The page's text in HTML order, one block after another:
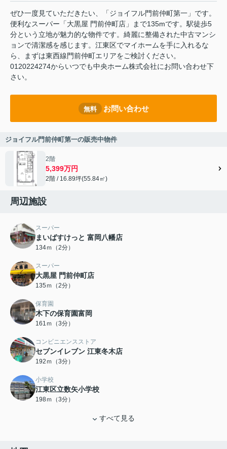
ぜひ一度見ていただきたい、「ジョイフル門前仲町第一」です。
便利なスーパー「大黒屋 門前仲町店」まで135mです。駅徒歩5
分という立地が魅力的な物件です。綺麗に整備された中古マンシ
ョンで清潔感を感じます。江東区でマイホームを手に入れるな
ら、まずは東西線門前仲町エリアをご検討ください。
0120224274からいつでも中央ホーム株式会社にお問い合わせ下
さい。
無料 お問い合わせ
ジョイフル門前仲町第一の販売中物件
2階
5,399万円
2階 / 16.89坪(55.84㎡)
周辺施設
スーパー
まいばすけっと 富岡八幡店
134ｍ（2分）
スーパー
大黒屋 門前仲町店
135ｍ（2分）
保育園
木下の保育園富岡
161ｍ（3分）
コンビニエンスストア
セブンイレブン 江東冬木店
192ｍ（3分）
小学校
江東区立数矢小学校
198ｍ（3分）
すべて見る